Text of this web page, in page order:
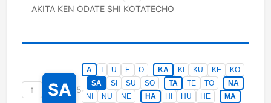
AKITA KEN ODATE SHI KOTATECHO
↑ SA 5
A U E O KA KI KU KE
KO
SA
SI SU SO TA TE TO
NA
NI
NU NE HA HI HU HE
MA